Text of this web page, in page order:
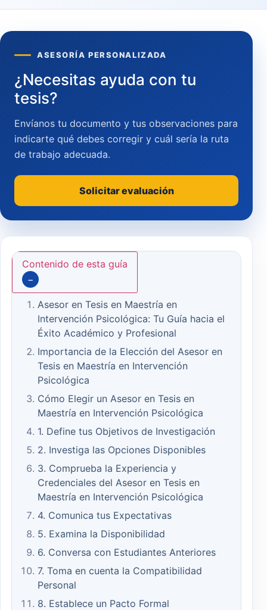
Contenido de esta guía
−
Asesor en Tesis en Maestría en
Intervención Psicológica: Tu Guía hacia el
Éxito Académico y Profesional
Importancia de la Elección del Asesor en
Tesis en Maestría en Intervención
Psicológica
Cómo Elegir un Asesor en Tesis en
Maestría en Intervención Psicológica
1. Define tus Objetivos de Investigación
2. Investiga las Opciones Disponibles
3. Comprueba la Experiencia y
Credenciales del Asesor en Tesis en
Maestría en Intervención Psicológica
4. Comunica tus Expectativas
5. Examina la Disponibilidad
6. Conversa con Estudiantes Anteriores
7. Toma en cuenta la Compatibilidad
Personal
8. Establece un Pacto Formal
ASESORÍA PERSONALIZADA
¿Necesitas ayuda con tu
tesis?
Envíanos tu documento y tus observaciones para
indicarte qué debes corregir y cuál sería la ruta
de trabajo adecuada.
Solicitar evaluación